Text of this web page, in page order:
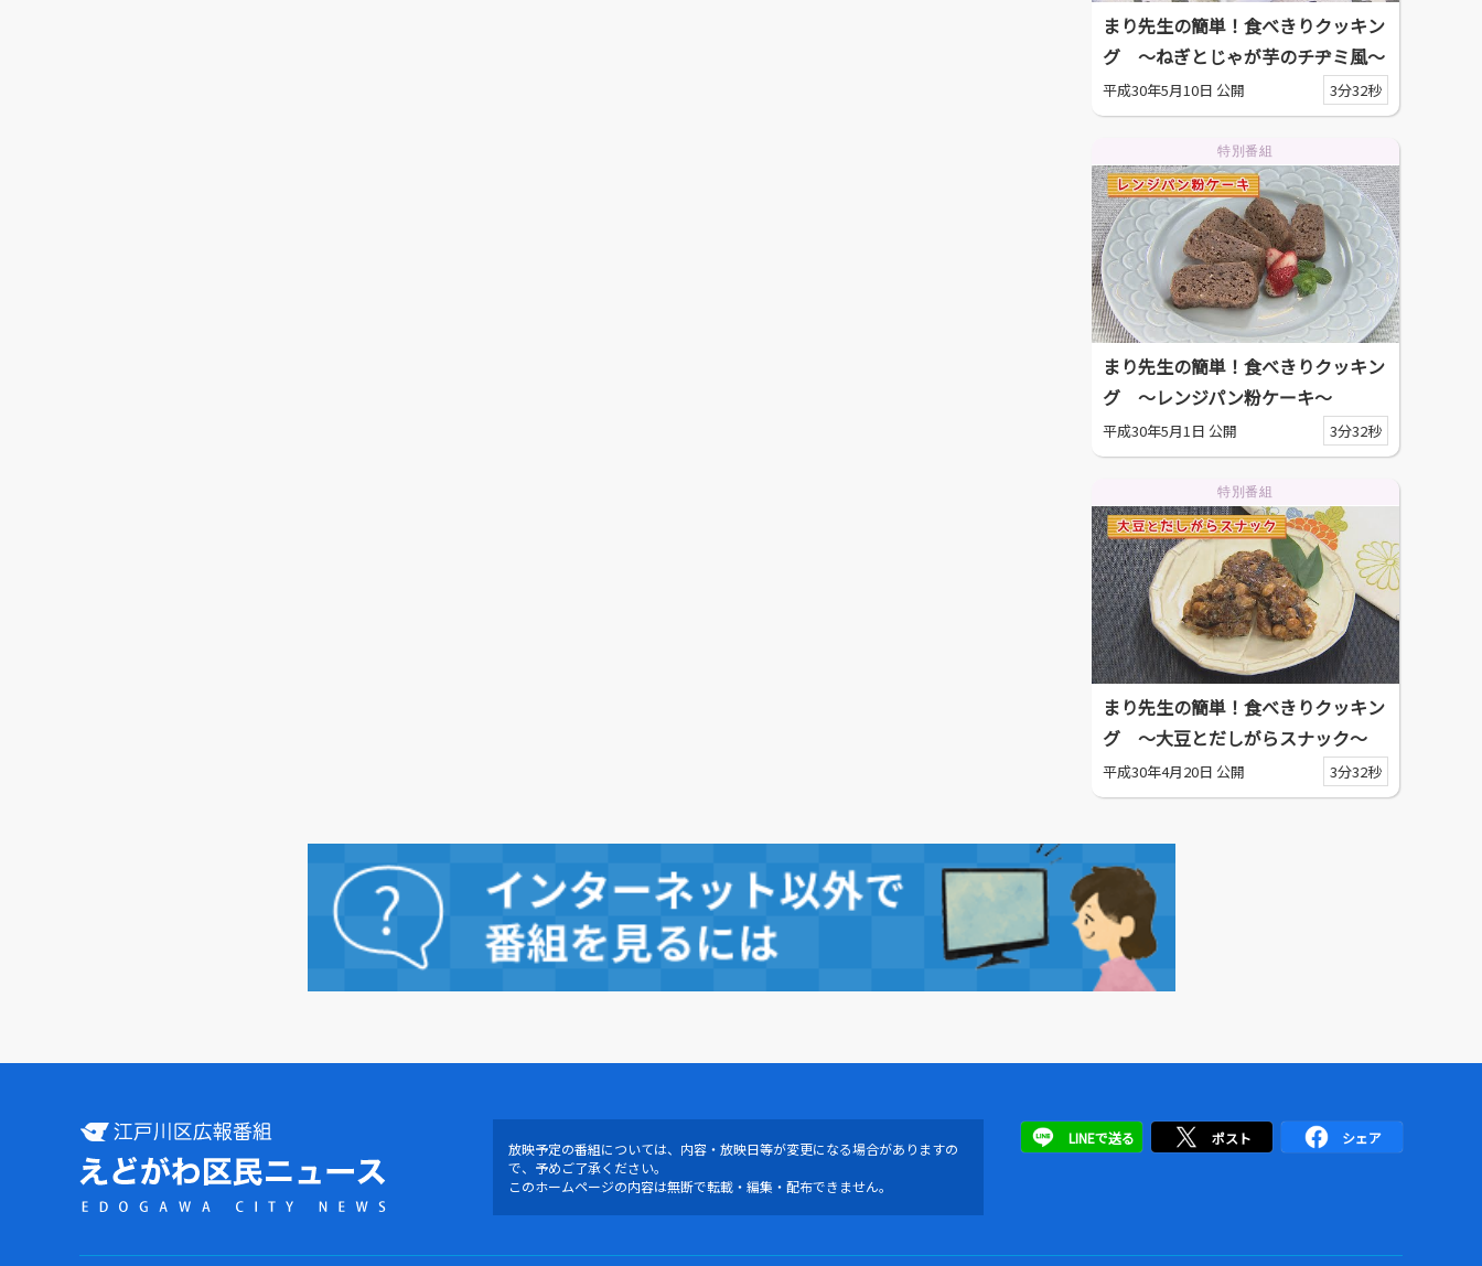
まり先生の簡単！食べきりクッキン
グ ～ねぎとじゃが芋のチヂミ風～
平成30年5月10日 公開 3分32秒
特別番組
まり先生の簡単！食べきりクッキン
グ ～レンジパン粉ケーキ～
平成30年5月1日 公開 3分32秒
特別番組
まり先生の簡単！食べきりクッキン
グ ～大豆とだしがらスナック～
平成30年4月20日 公開 3分32秒
放映予定の番組については、内容・放映日等が変更になる場合がありますの
で、予めご了承ください。
このホームページの内容は無断で転載・編集・配布できません。
LINEで送る ポスト シェア